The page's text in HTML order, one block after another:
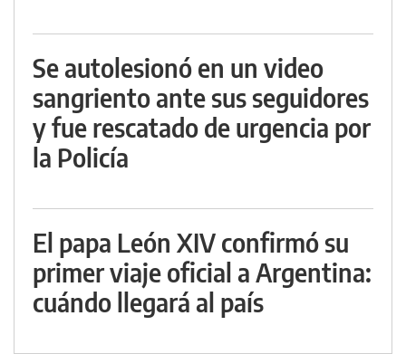
Se autolesionó en un video
sangriento ante sus seguidores
y fue rescatado de urgencia por
la Policía
El papa León XIV confirmó su
primer viaje oficial a Argentina:
cuándo llegará al país